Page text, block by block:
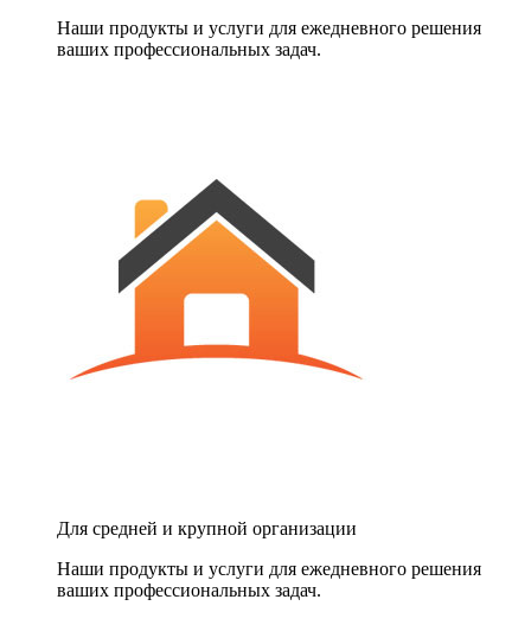
Наши продукты и услуги для ежедневного решения
ваших профессиональных задач.
Для средней и крупной организации
Наши продукты и услуги для ежедневного решения
ваших профессиональных задач.